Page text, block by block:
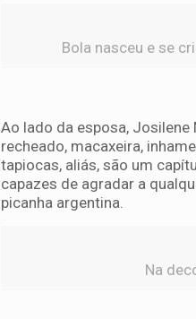
Bola nasceu e se
Ao lado da esposa,
recheado, macaxeira,
tapiocas, aliás, são um
capazes de agradar a
picanha argentina.
Na